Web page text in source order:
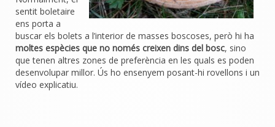
sentit boletaire
ens porta a
buscar els bolets a l’interior de masses boscoses, però hi ha
moltes espècies que no només creixen dins del bosc, sino
que tenen altres zones de preferència en les quals es poden
desenvolupar millor. Ús ho ensenyem posant-hi rovellons i un
vídeo explicatiu.